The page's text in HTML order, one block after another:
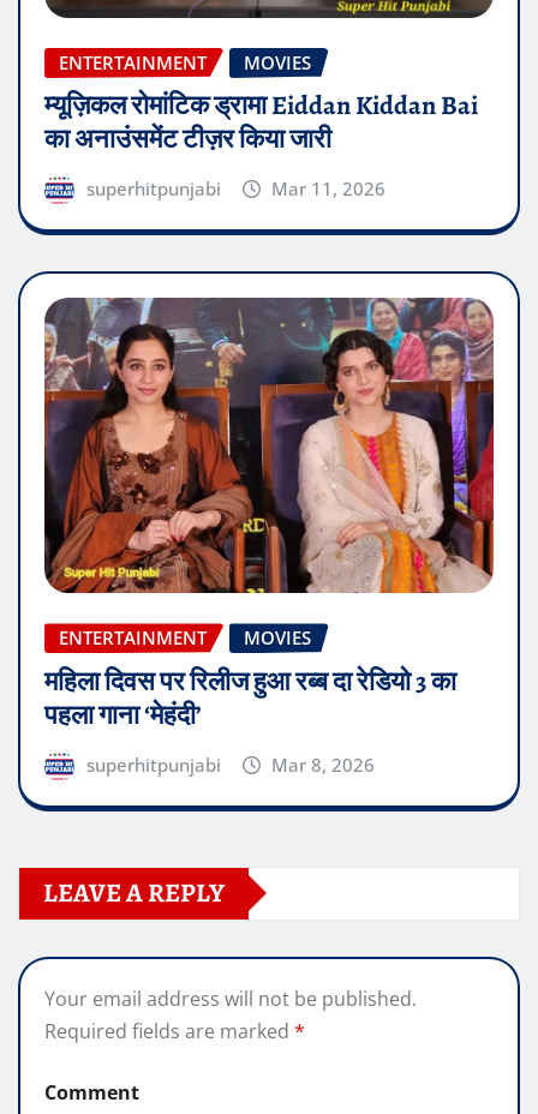
ENTERTAINMENT MOVIES
म्यूज़िकल रोमांटिक ड्रामा Eiddan Kiddan Bai
का अनाउंसमेंट टीज़र किया जारी
superhitpunjabi Mar 11, 2026
ENTERTAINMENT MOVIES
महिला दिवस पर रिलीज हुआ रब्ब दा रेडियो 3 का
पहला गाना ‘मेहंदी’
superhitpunjabi Mar 8, 2026
LEAVE A REPLY
Your email address will not be published.
Required fields are marked *
Comment